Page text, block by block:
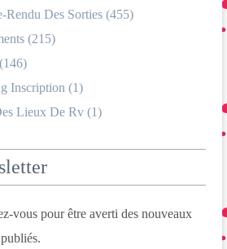
Rendu Des Sorties (455)
(215)
(146)
Inscription (1)
Lieux De Rv (1)
vous pour être averti des nouveaux